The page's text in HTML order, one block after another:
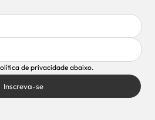
de privacidade abaixo.
Inscreva-se